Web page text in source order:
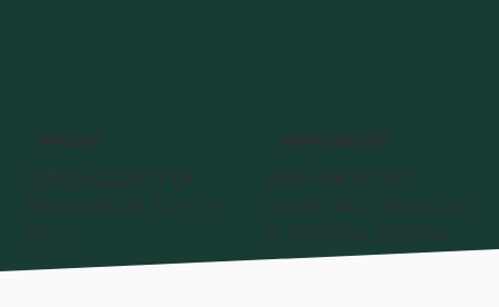
SPEEDY
IDROLIZZATO DI
BORLANDE 3-0-7 +
20 C
AMINOBOOST
AMMINOACIDI
VEGETALI LEVOGIRI
A CATENA CORTA